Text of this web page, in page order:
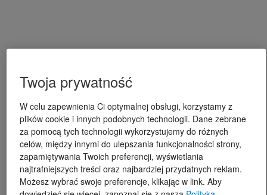
Twoja prywatność
W celu zapewnienia Ci optymalnej obsługi, korzystamy z
plików cookie i innych podobnych technologii. Dane zebrane
za pomocą tych technologii wykorzystujemy do różnych
celów, między innymi do ulepszania funkcjonalności strony,
zapamiętywania Twoich preferencji, wyświetlania
najtrafniejszych treści oraz najbardziej przydatnych reklam.
Możesz wybrać swoje preferencje, klikając w link. Aby